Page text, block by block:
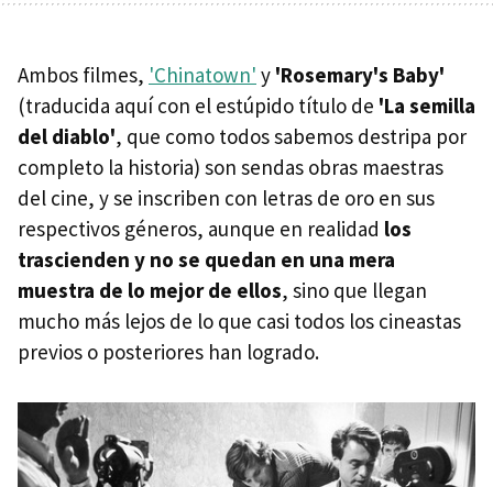
Ambos filmes, 'Chinatown' y 'Rosemary's Baby'
(traducida aquí con el estúpido título de 'La semilla
del diablo', que como todos sabemos destripa por
completo la historia) son sendas obras maestras
del cine, y se inscriben con letras de oro en sus
respectivos géneros, aunque en realidad los
trascienden y no se quedan en una mera
muestra de lo mejor de ellos, sino que llegan
mucho más lejos de lo que casi todos los cineastas
previos o posteriores han logrado.